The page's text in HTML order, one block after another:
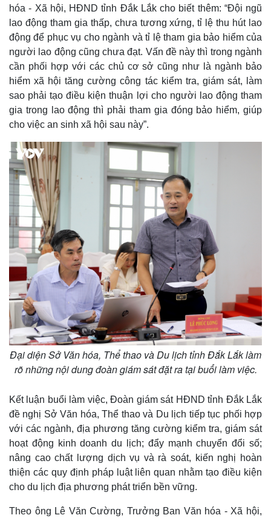
Kinh tế
Bất động sản
Khởi nghiệp
Thị trường
Giá vàng
Tiêu dùng
Tỷ giá
Chứng khoán
Giá cà phê
hóa - Xã hội, HĐND tỉnh Đắk Lắk cho biết thêm: “Đội ngũ
lao động tham gia thấp, chưa tương xứng, tỉ lệ thu hút lao
động để phục vụ cho ngành và tỉ lệ tham gia bảo hiểm của
người lao động cũng chưa đạt. Vấn đề này thì trong ngành
cần phối hợp với các chủ cơ sở cũng như là ngành bảo
hiểm xã hội tăng cường công tác kiểm tra, giám sát, làm
sao phải tạo điều kiện thuận lợi cho người lao động tham
gia trong lao động thì phải tham gia đóng bảo hiểm, giúp
cho việc an sinh xã hội sau này”.
Đại diện Sở Văn hóa, Thể thao và Du lịch tỉnh Đắk Lắk làm
rõ những nội dung đoàn giám sát đặt ra tại buổi làm việc.
Kết luận buổi làm việc, Đoàn giám sát HĐND tỉnh Đắk Lắk
đề nghị Sở Văn hóa, Thể thao và Du lịch tiếp tục phối hợp
với các ngành, địa phương tăng cường kiểm tra, giám sát
hoạt động kinh doanh du lịch; đẩy mạnh chuyển đổi số;
nâng cao chất lượng dịch vụ và rà soát, kiến nghị hoàn
thiện các quy định pháp luật liên quan nhằm tạo điều kiện
cho du lịch địa phương phát triển bền vững.
Theo ông Lê Văn Cường, Trưởng Ban Văn hóa - Xã hội,